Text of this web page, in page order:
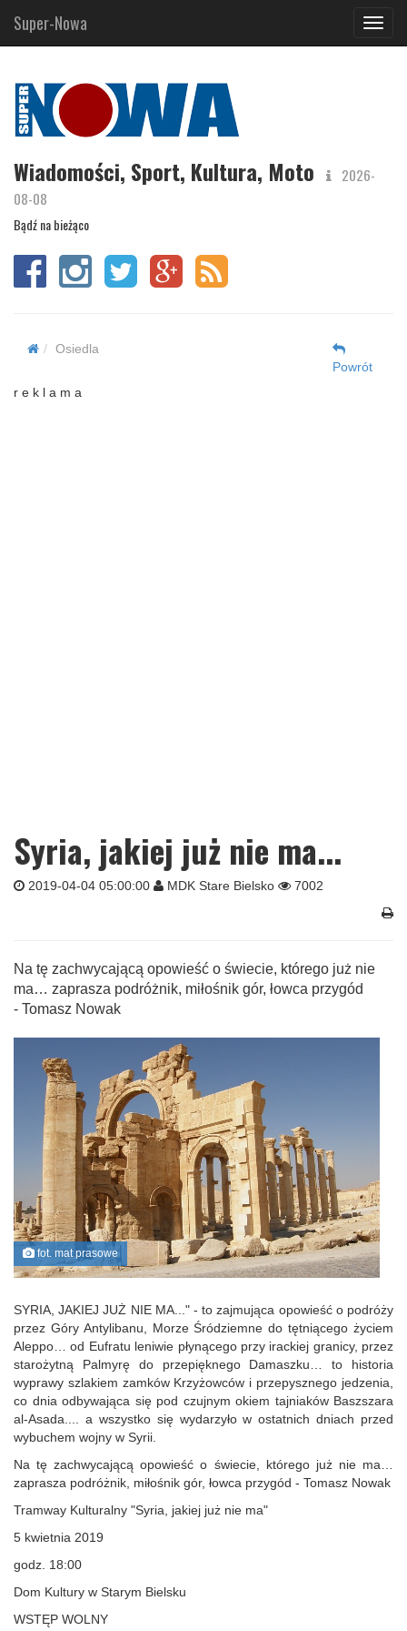
Super-Nowa
Wiadomości, Sport, Kultura, Moto
2026-
08-08
Bądź na bieżąco
Osiedla
Powrót
r e k l a m a
Syria, jakiej już nie ma...
2019-04-04 05:00:00 MDK Stare Bielsko 7002
Na tę zachwycającą opowieść o świecie, którego już nie
ma… zaprasza podróżnik, miłośnik gór, łowca przygód
- Tomasz Nowak
fot. mat prasowe
SYRIA, JAKIEJ JUŻ NIE MA..." - to zajmująca opowieść o podróży
przez Góry Antylibanu, Morze Śródziemne do tętniącego życiem
Aleppo… od Eufratu leniwie płynącego przy irackiej granicy, przez
starożytną Palmyrę do przepięknego Damaszku… to historia
wyprawy szlakiem zamków Krzyżowców i przepysznego jedzenia,
co dnia odbywająca się pod czujnym okiem tajniaków Baszszara
al-Asada.... a wszystko się wydarzyło w ostatnich dniach przed
wybuchem wojny w Syrii.
Na tę zachwycającą opowieść o świecie, którego już nie ma…
zaprasza podróżnik, miłośnik gór, łowca przygód - Tomasz Nowak
Tramway Kulturalny "Syria, jakiej już nie ma"
5 kwietnia 2019
godz. 18:00
Dom Kultury w Starym Bielsku
WSTĘP WOLNY